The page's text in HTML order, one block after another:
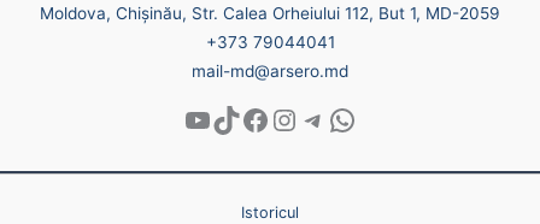
Moldova, Chișinău, Str. Calea Orheiului 112, But 1, MD-2059
+373 79044041
mail-md@arsero.md
Istoricul